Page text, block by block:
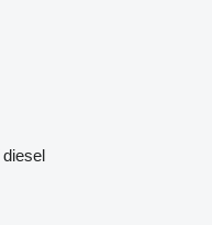
diesel